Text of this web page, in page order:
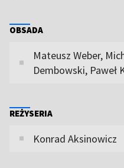
OBSADA
Mateusz Weber,
Dembowski, Paweł
REŻYSERIA
Konrad Aksinowicz